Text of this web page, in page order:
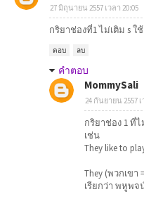
27 มิถุนายน 2557 เวลา 20:05
กริยาช่องที่1 ไม่เติม s ใ
ตอบ ลบ
คำตอบ
MommySali
24 กันยายน 2557 เ
กริยาช่อง 1 ที่
เช่น
They like to
They (พวกเข
เรียกว่า พหูพจ